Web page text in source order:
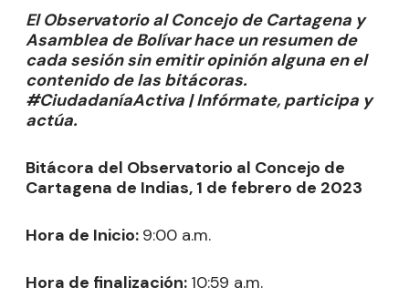
El Observatorio al Concejo de Cartagena y
Asamblea de Bolívar hace un resumen de
cada sesión sin emitir opinión alguna en el
contenido de las bitácoras.
#CiudadaníaActiva | Infórmate, participa y
actúa.
Bitácora del Observatorio al Concejo de
Cartagena de Indias, 1 de febrero de 2023
Hora de Inicio: 9:00 a.m.
Hora de finalización: 10:59 a.m.